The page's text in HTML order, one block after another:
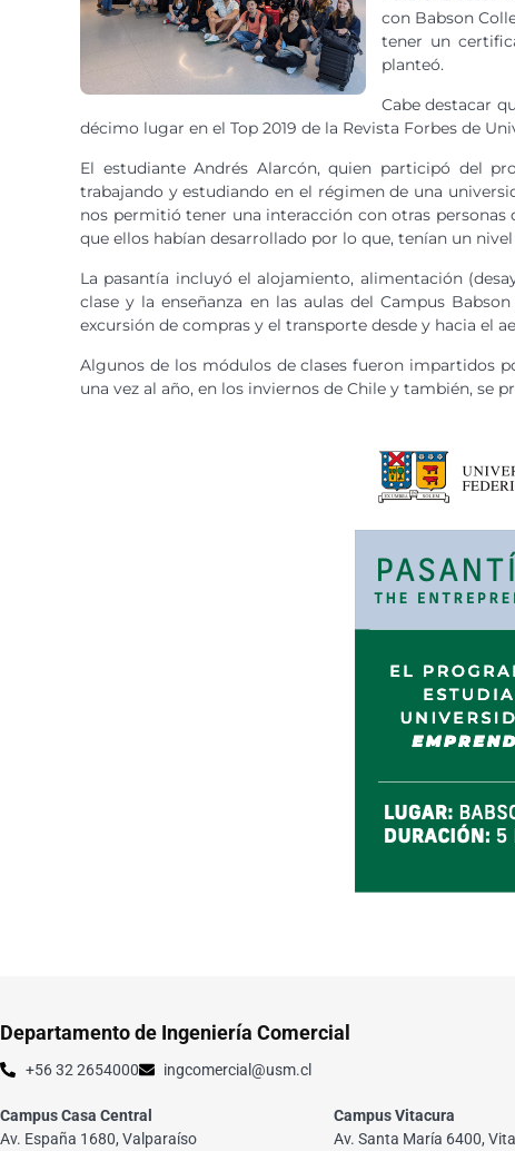
con Babson
tener un
planteó.
Cabe destacar
décimo lugar en el Top 2019 de la Revista Forbes de
El estudiante Andrés Alarcón, quien participó del
trabajando y estudiando en el régimen de una
nos permitió tener una interacción con otras
que ellos habían desarrollado por lo que, tenían un nivel
La pasantía incluyó el alojamiento, alimentación
clase y la enseñanza en las aulas del Campus
excursión de compras y el transporte desde y hacia el
Algunos de los módulos de clases fueron impartidos
una vez al año, en los inviernos de Chile y también,
Departamento de Ingeniería Comercial
+56 32 2654000 ingcomercial@usm.cl
Campus Casa Central
Av. España 1680, Valparaíso
Campus Vitacura
Av. Santa María 6400,